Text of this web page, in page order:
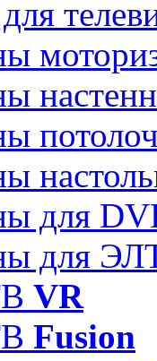
для
для
VR
Fusion